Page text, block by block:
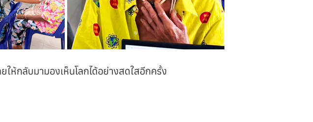
ห้กลับมามองเห็นโลกได้อย่างสดใสอีกครั้ง